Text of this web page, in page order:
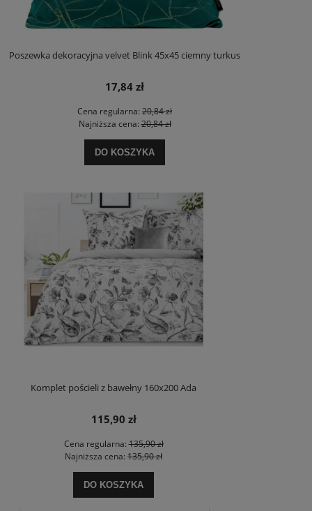
Poszewka dekoracyjna velvet Blink 45x45 ciemny turkus
17,84 zł
Cena regularna: 20,84 zł
Najniższa cena:20,84 zł
DO KOSZYKA
Komplet pościeli z bawełny 160x200 Ada
115,90 zł
Cena regularna:135,90 zł
Najniższa cena: 135,90 zł
DO KOSZYKA